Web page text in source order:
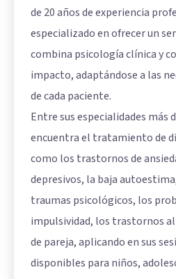
de 20 años de experiencia
especializado en ofrecer un
combina psicología clínica y
impacto, adaptándose a las
de cada paciente.
Entre sus especialidades más
encuentra el tratamiento de
como los trastornos de
depresivos, la baja
traumas psicológicos, los
impulsividad, los trastornos
de pareja, aplicando en sus
disponibles para niños,